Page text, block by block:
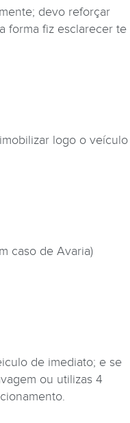
devo reforçar
forma fiz esclarecer te
logo o veículo
caso de Avaria)
de imediato; e se
ou utilizas 4